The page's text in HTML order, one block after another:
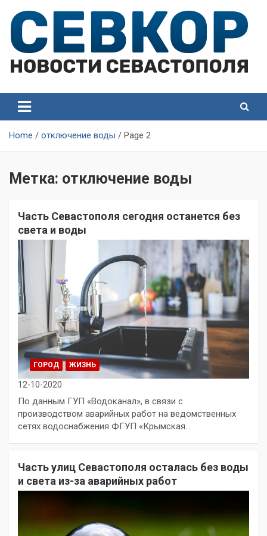
content
Севастополя
Севастополя
Home отключение воды Page 2
Метка: отключение воды
Часть Севастополя сегодня останется без
света и воды
ГОРОД ЖИЗНЬ
12-10-2020
По данным ГУП «Водоканал», в связи с
производством аварийных работ на ведомственных
сетях водоснабжения ФГУП «Крымская…
Часть улиц Севастополя осталась без воды
и света из-за аварийных работ